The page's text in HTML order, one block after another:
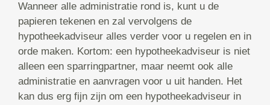
Wanneer alle administratie rond is, kunt u de
papieren tekenen en zal vervolgens de
hypotheekadviseur alles verder voor u regelen en in
orde maken. Kortom: een hypotheekadviseur is niet
alleen een sparringpartner, maar neemt ook alle
administratie en aanvragen voor u uit handen. Het
kan dus erg fijn zijn om een hypotheekadviseur in